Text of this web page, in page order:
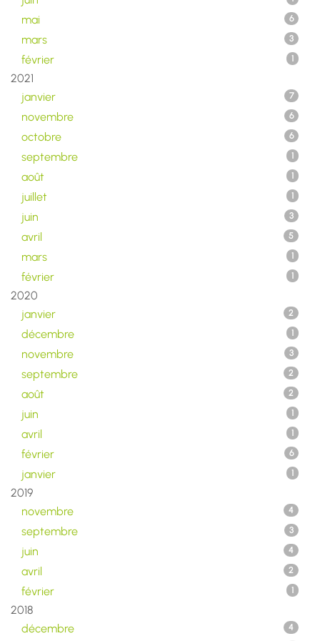
mai 6
mars 3
février 1
2021
janvier
7
novembre 6
octobre 6
septembre 1
août 1
juillet 1
juin 3
avril 5
mars 1
février 1
2020
janvier
2
décembre 1
novembre 3
septembre 2
août 2
juin 1
avril 1
février 6
janvier 1
2019
novembre
4
septembre 3
juin 4
avril 2
février 1
2018
décembre
4